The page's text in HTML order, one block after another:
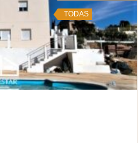
TODAS